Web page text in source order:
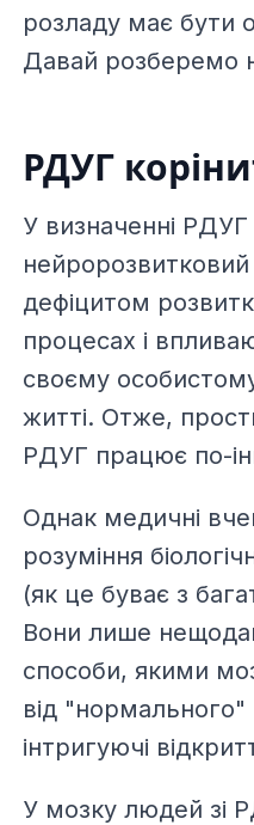
розладу має бути
Давай розберемо
РДУГ
У визначенні
нейророзвитковий
дефіцитом
процесах і
своєму
житті. Отже,
РДУГ працює по-
Однак медичні
розуміння
(як це буває з
Вони лише
способи, якими
від
інтригуючі
У мозку людей зі